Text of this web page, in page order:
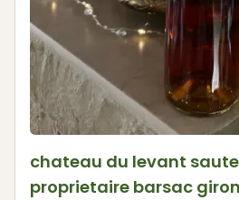
chateau du levant
proprietaire barsac